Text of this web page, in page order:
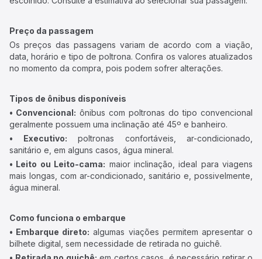
Preço da passagem
Os preços das passagens variam de acordo com a viação,
data, horário e tipo de poltrona. Confira os valores atualizados
no momento da compra, pois podem sofrer alterações.
Tipos de ônibus disponíveis
• Convencional: ônibus com poltronas do tipo convencional
geralmente possuem uma inclinação até 45º e banheiro.
• Executivo: poltronas confortáveis, ar-condicionado,
sanitário e, em alguns casos, água mineral.
• Leito ou Leito-cama: maior inclinação, ideal para viagens
mais longas, com ar-condicionado, sanitário e, possivelmente,
água mineral.
Como funciona o embarque
• Embarque direto: algumas viações permitem apresentar o
bilhete digital, sem necessidade de retirada no guichê.